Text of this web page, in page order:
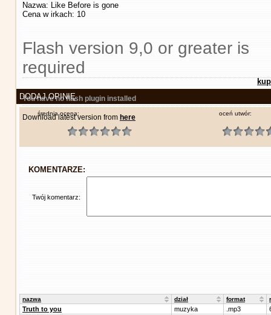
Nazwa: Like Before is gone
Cena w irkach: 10
Flash version 9,0 or greater is
required
You have no flash plugin installed
Download latest version from here
DODAJ OPINIĘ
średnia ocena: oceń utwór:
KOMENTARZE:
Twój komentarz:
nazwa dział format
Truth to you muzyka .mp3